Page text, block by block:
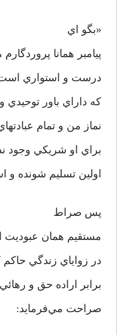
«بگو اي
پيامبر همانا
درست و استواري است
كه داراي باور توحيدي
نماز من و تمام
براي او شريكي وجود
اولين تسليم شونده و
پس صراط
مستقيم همان عبوديت
در زواياي زندگي
برابر اراده حق و
صراحت مي‌فرمايد: